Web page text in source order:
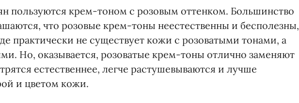
пользуются крем-тоном с розовым оттенком. Большинство
что розовые крем-тоны неестественны и бесполезны,
практически не существует кожи с розоватыми тонами, а
Но, оказывается, розоватые крем-тоны отлично заменяют
естественнее, легче растушевываются и лучше
и цветом кожи.